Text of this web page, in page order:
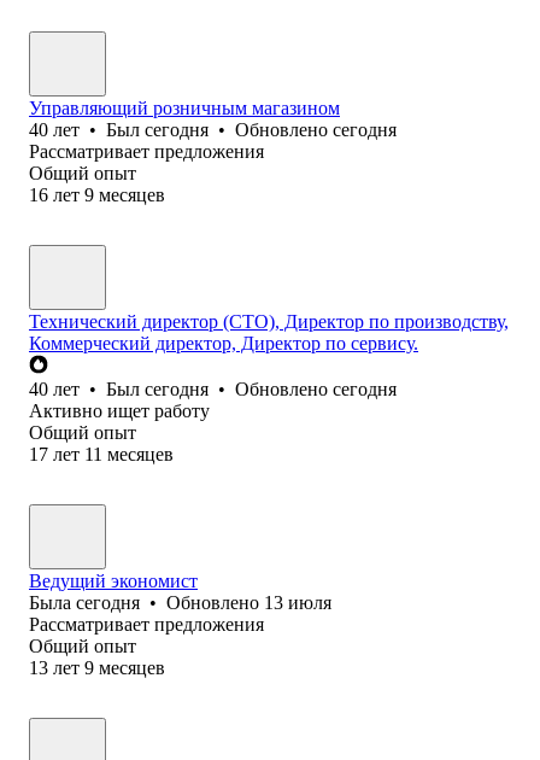
Управляющий розничным магазином
40 лет • Был сегодня • Обновлено сегодня
Рассматривает предложения
Общий опыт
16 лет 9 месяцев
Технический директор (CTO), Директор по производству,
Коммерческий директор, Директор по сервису.
40 лет • Был сегодня • Обновлено сегодня
Активно ищет работу
Общий опыт
17 лет 11 месяцев
Ведущий экономист
Была сегодня • Обновлено 13 июля
Рассматривает предложения
Общий опыт
13 лет 9 месяцев